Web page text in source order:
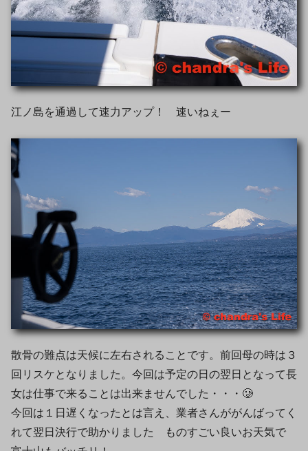
江ノ島を通過して速力アップ！ 速いねぇー
散骨の難点は天候に左右されることです。前回母の時は３
回リスケとなりました。今回は予定の日の翌日となって長
女は仕事で来ることは出来ませんでした・・・🥲
今回は１日遅くなったとは言え、業者さんががんばってく
れて翌日決行で助かりました ものすごい良いお天気で